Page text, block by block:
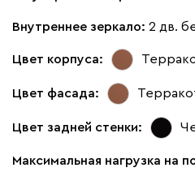
(Вариант 6.1 (50+50))
Внутреннее зеркало: 2 дв.
Цвет корпуса:
Цвет фасада:
Цвет задней стенки:
Максимальная нагрузка на